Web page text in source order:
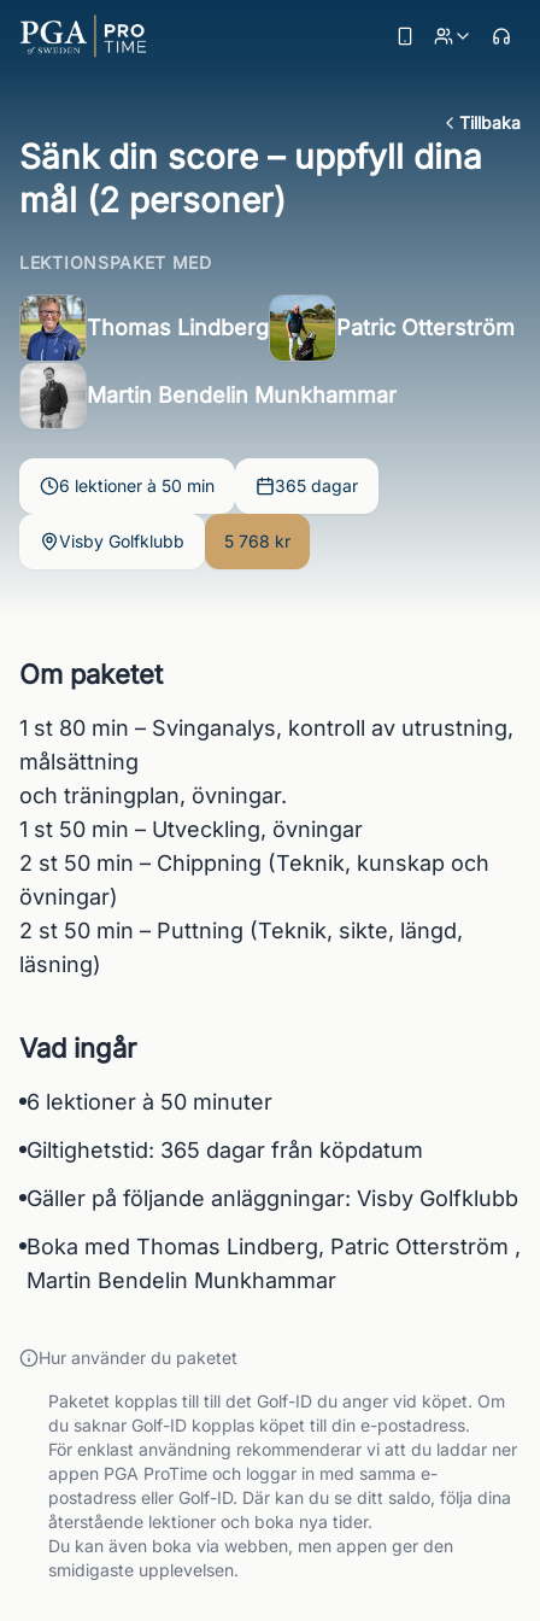
Tillbaka
Sänk din score – uppfyll dina
mål (2 personer)
LEKTIONSPAKET MED
Thomas Lindberg Patric Otterström
Martin Bendelin Munkhammar
6 lektioner à 50 min 365 dagar
Visby Golfklubb 5 768 kr
Om paketet
1 st 80 min – Svinganalys, kontroll av utrustning,
målsättning
och träningplan, övningar.
1 st 50 min – Utveckling, övningar
2 st 50 min – Chippning (Teknik, kunskap och
övningar)
2 st 50 min – Puttning (Teknik, sikte, längd,
läsning)
Vad ingår
6 lektioner à 50 minuter
Giltighetstid: 365 dagar från köpdatum
Gäller på följande anläggningar: Visby Golfklubb
Boka med Thomas Lindberg, Patric Otterström ,
Martin Bendelin Munkhammar
Hur använder du paketet
Paketet kopplas till till det Golf-ID du anger vid köpet. Om
du saknar Golf-ID kopplas köpet till din e-postadress.
För enklast användning rekommenderar vi att du laddar ner
appen PGA ProTime och loggar in med samma e-
postadress eller Golf-ID. Där kan du se ditt saldo, följa dina
återstående lektioner och boka nya tider.
Du kan även boka via webben, men appen ger den
smidigaste upplevelsen.